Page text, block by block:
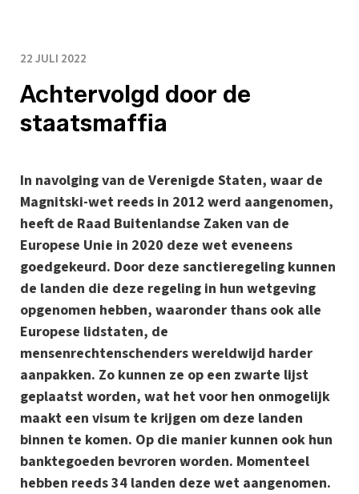
22 JULI 2022
Achtervolgd door de
staatsmaffia
In navolging van de Verenigde Staten, waar de
Magnitski-wet reeds in 2012 werd aangenomen,
heeft de Raad Buitenlandse Zaken van de
Europese Unie in 2020 deze wet eveneens
goedgekeurd. Door deze sanctieregeling kunnen
de landen die deze regeling in hun wetgeving
opgenomen hebben, waaronder thans ook alle
Europese lidstaten, de
mensenrechtenschenders wereldwijd harder
aanpakken. Zo kunnen ze op een zwarte lijst
geplaatst worden, wat het voor hen onmogelijk
maakt een visum te krijgen om deze landen
binnen te komen. Op die manier kunnen ook hun
banktegoeden bevroren worden. Momenteel
hebben reeds 34 landen deze wet aangenomen.